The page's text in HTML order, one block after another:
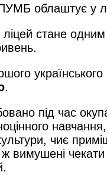
облаштує у
ліцей стане
.
під час
чиє
вимушені